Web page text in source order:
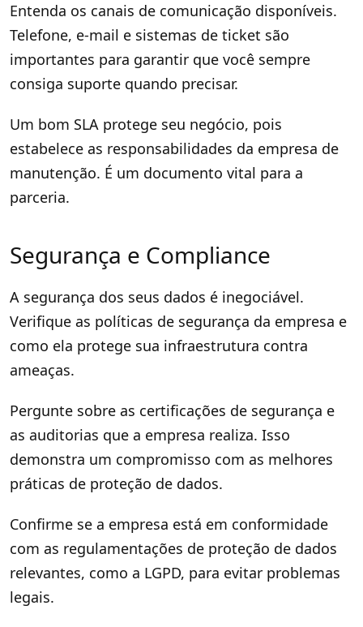
Entenda os canais de comunicação disponíveis.
Telefone, e-mail e sistemas de ticket são
importantes para garantir que você sempre
consiga suporte quando precisar.
Um bom SLA protege seu negócio, pois
estabelece as responsabilidades da empresa de
manutenção. É um documento vital para a
parceria.
Segurança e Compliance
A segurança dos seus dados é inegociável.
Verifique as políticas de segurança da empresa e
como ela protege sua infraestrutura contra
ameaças.
Pergunte sobre as certificações de segurança e
as auditorias que a empresa realiza. Isso
demonstra um compromisso com as melhores
práticas de proteção de dados.
Confirme se a empresa está em conformidade
com as regulamentações de proteção de dados
relevantes, como a LGPD, para evitar problemas
legais.